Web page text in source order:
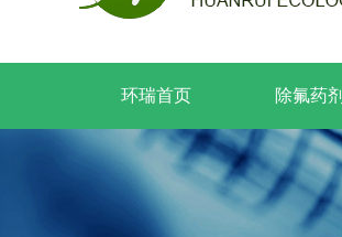
环瑞首页 除氟药剂